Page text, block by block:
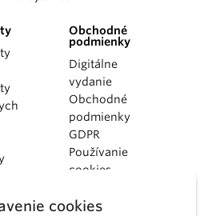
cookies
Obchodné
podmienky
Digitálne
vydanie
Obchodné
podmienky
GDPR
Používanie
cookies